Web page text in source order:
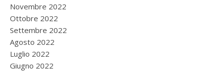
Novembre 2022
Ottobre 2022
Settembre 2022
Agosto 2022
Luglio 2022
Giugno 2022